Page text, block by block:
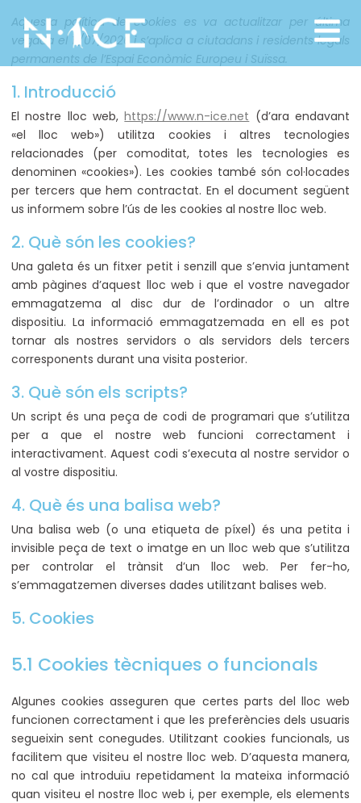
Aquesta política de cookies es va actualitzar per última
vegada el 11/07/2026 i s’aplica a ciutadans i residents legals
permanents de l’Espai Econòmic Europeu i Suïssa.
1. Introducció
El nostre lloc web,https://www.n-ice.net (d’ara endavant
«el lloc web») utilitza cookies i altres tecnologies
relacionades (per comoditat, totes les tecnologies es
denominen «cookies»). Les cookies també són col·locades
per tercers que hem contractat. En el document següent
us informem sobre l’ús de les cookies al nostre lloc web.
2. Què són les cookies?
Una galeta és un fitxer petit i senzill que s’envia juntament
amb pàgines d’aquest lloc web i que el vostre navegador
emmagatzema al disc dur de l’ordinador o un altre
dispositiu. La informació emmagatzemada en ell es pot
tornar als nostres servidors o als servidors dels tercers
corresponents durant una visita posterior.
3. Què són els scripts?
Un script és una peça de codi de programari que s’utilitza
per a que el nostre web funcioni correctament i
interactivament. Aquest codi s’executa al nostre servidor o
al vostre dispositiu.
4. Què és una balisa web?
Una balisa web (o una etiqueta de píxel) és una petita i
invisible peça de text o imatge en un lloc web que s’utilitza
per controlar el trànsit d’un lloc web. Per fer-ho,
s’emmagatzemen diverses dades utilitzant balises web.
5. Cookies
5.1 Cookies tècniques o funcionals
Algunes cookies asseguren que certes parts del lloc web
funcionen correctament i que les preferències dels usuaris
segueixin sent conegudes. Utilitzant cookies funcionals, us
facilitem que visiteu el nostre lloc web. D’aquesta manera,
no cal que introduïu repetidament la mateixa informació
quan visiteu el nostre lloc web i, per exemple, els elements